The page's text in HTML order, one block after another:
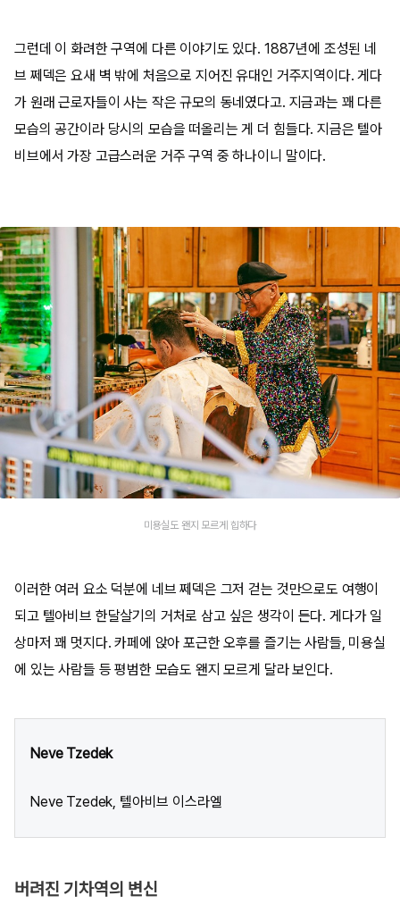
그런데 이 화려한 구역에 다른 이야기도 있다. 1887년에 조성된 네
브 쩨덱은 요새 벽 밖에 처음으로 지어진 유대인 거주지역이다. 게다
가 원래 근로자들이 사는 작은 규모의 동네였다고. 지금과는 꽤 다른
모습의 공간이라 당시의 모습을 떠올리는 게 더 힘들다. 지금은 텔아
비브에서 가장 고급스러운 거주 구역 중 하나이니 말이다.​
미용실도 왠지 모르게 힙하다
이러한 여러 요소 덕분에 네브 쩨덱은 그저 걷는 것만으로도 여행이
되고 텔아비브 한달살기의 거처로 삼고 싶은 생각이 든다. 게다가 일
상마저 꽤 멋지다. 카페에 앉아 포근한 오후를 즐기는 사람들, 미용실
에 있는 사람들 등 평범한 모습도 왠지 모르게 달라 보인다.
Neve Tzedek
Neve Tzedek, 텔아비브 이스라엘
버려진 기차역의 변신